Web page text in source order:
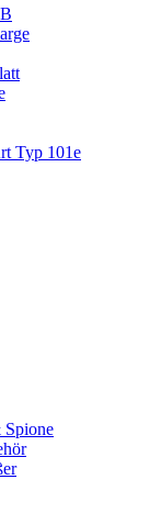
Typ 101e
Spione